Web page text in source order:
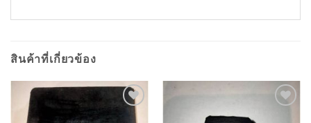
สินค้าที่เกี่ยวข้อง
เพิ่มเข้า